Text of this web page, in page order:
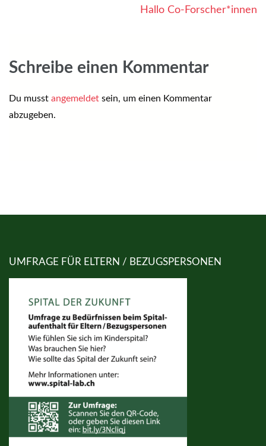
BeitragsnavigationHallo Co-Forscher*innen
Schreibe einen Kommentar
Du musst angemeldet sein, um einen Kommentar
abzugeben.
UMFRAGE FÜR ELTERN / BEZUGSPERSONEN